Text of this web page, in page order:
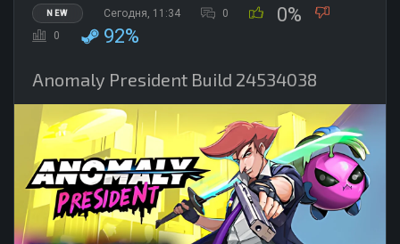
NEW Сегодня, 11:34 0 0%
0 92%
Anomaly President Build 24534038